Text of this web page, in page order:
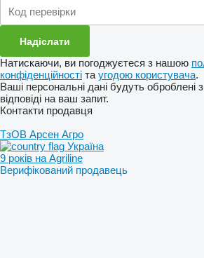
Натискаючи, ви погоджуєтеся з нашою
конфіденційності та угодою користувача.
Ваші персональні дані будуть оброблені
відповіді на ваш запит.
Контакти продавця
ТзОВ Арсен Агро
Україна
9 років на Agriline
Верифікований продавець